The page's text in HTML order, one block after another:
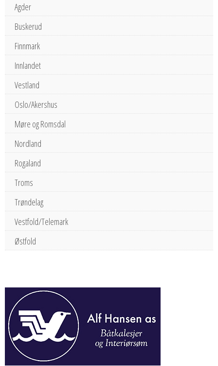
Agder
Buskerud
Finnmark
Innlandet
Vestland
Oslo/Akershus
Møre og Romsdal
Nordland
Rogaland
Troms
Trøndelag
Vestfold/Telemark
Østfold